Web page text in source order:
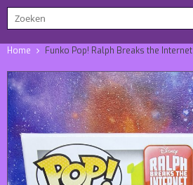
Home Funko Pop! Ralph Breaks the Internet